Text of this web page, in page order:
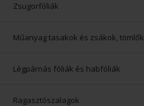
Zsugorfóliák
Műanyag tasakok és zsákok, tömlők
Légpárnás fóliák és habfóliák
Ragasztószalagok